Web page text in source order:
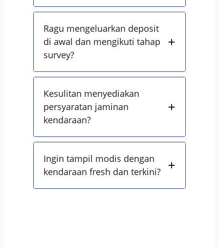
Ragu mengeluarkan deposit
di awal dan mengikuti tahap
survey?
Kesulitan menyediakan
persyaratan jaminan
kendaraan?
Ingin tampil modis dengan
kendaraan fresh dan terkini?